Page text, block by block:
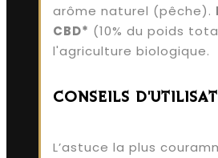
arôme naturel (pêche).
CBD* (10% du poids
l'agriculture biologique.
CONSEILS
L’astuce la plus